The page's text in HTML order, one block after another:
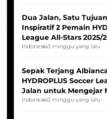
Dua Jalan, Satu
Inspiratif 2 Pemain
League All-Stars 2025/
Seleksi Timnas
Indonesia3 minggu yang lalu
Sepak Terjang
HYDROPLUS Soccer
Jalan untuk Mengejar
Indonesia Putri
Indonesia3 minggu yang lalu